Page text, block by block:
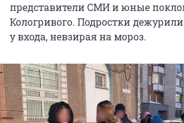
представители СМИ и юные
Кологривого. Подростки
у входа, невзирая на мороз.